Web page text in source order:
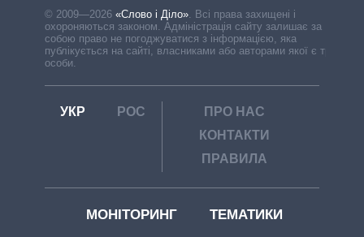
© 2009—2026 «Слово і Діло». Всі права захищені і
охороняються законом. Адміністрація сайту залишає за
собою право не погоджуватися з інформацією, яка
публікується на сайті, власниками або авторами якої є треті
особи.
УКР РОС
ПРО НАС
КОНТАКТИ
ПРАВИЛА
МОНІТОРИНГ ТЕМАТИКИ